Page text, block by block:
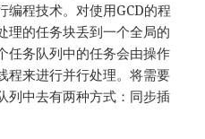
编程技术。对使用GCD的程
理的任务块丢到一个全局的
任务队列中的任务会由操作
程来进行并行处理。将需要
列中去有两种方式：同步插